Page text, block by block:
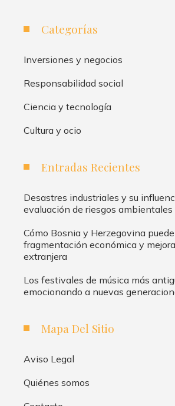
Categorías
Inversiones y negocios
Responsabilidad social
Ciencia y tecnología
Cultura y ocio
Entradas Recientes
Desastres industriales y su
evaluación de riesgos ambientales
Cómo Bosnia y Herzegovina
fragmentación económica y
extranjera
Los festivales de música más
emocionando a nuevas
Mapa Del Sitio
Aviso Legal
Quiénes somos